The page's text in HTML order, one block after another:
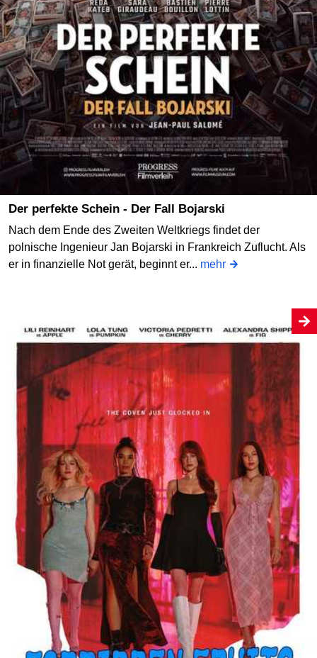
Der perfekte Schein - Der Fall Bojarski
Nach dem Ende des Zweiten Weltkriegs findet der
polnische Ingenieur Jan Bojarski in Frankreich Zuflucht. Als
er in finanzielle Not gerät, beginnt er... mehr